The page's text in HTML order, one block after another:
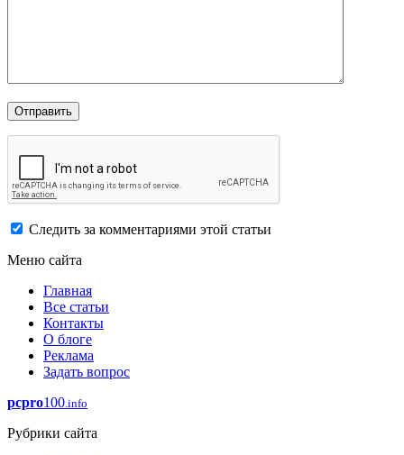
Следить за комментариями этой статьи
Меню сайта
Главная
Все статьи
Контакты
О блоге
Реклама
Задать вопрос
pcpro100.info
Рубрики сайта